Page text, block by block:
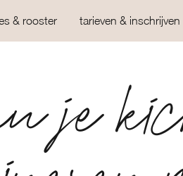
& rooster tarieven & inschrijven
je